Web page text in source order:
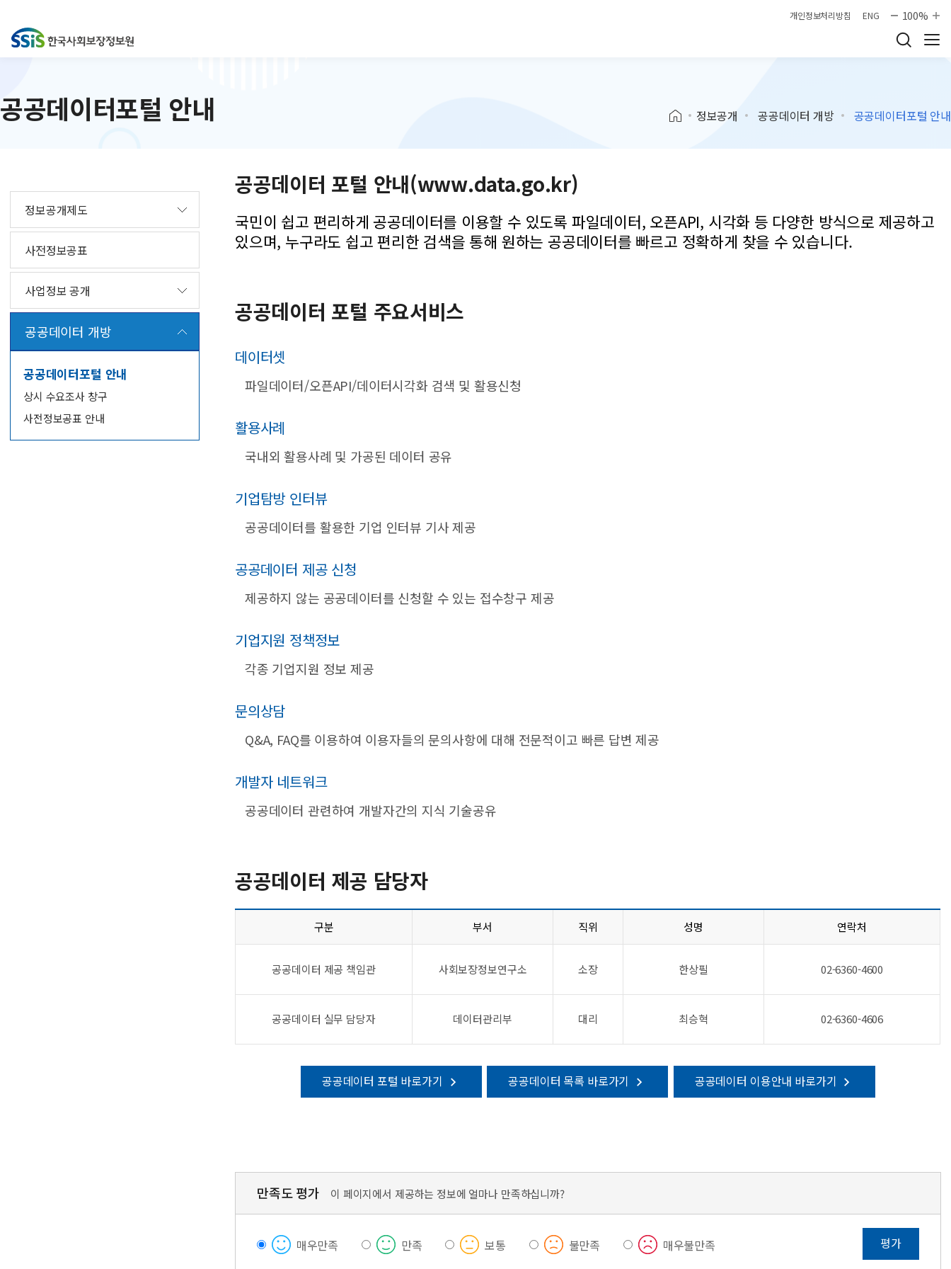
개인정보처리방침 ENG 100%
공공데이터포털 안내 정보공개 공공데이터 개방 공공데이터포털 안내
정보공개제도
사전정보공표
사업정보 공개
공공데이터 개방
공공데이터포털 안내
상시 수요조사 창구
사전정보공표 안내
공공데이터 포털 안내(www.data.go.kr)
국민이 쉽고 편리하게 공공데이터를 이용할 수 있도록 파일데이터, 오픈API, 시각화 등 다양한 방식으로 제공하고
있으며, 누구라도 쉽고 편리한 검색을 통해 원하는 공공데이터를 빠르고 정확하게 찾을 수 있습니다.
공공데이터 포털 주요서비스
데이터셋
파일데이터/오픈API/데이터시각화 검색 및 활용신청
활용사례
국내외 활용사례 및 가공된 데이터 공유
기업탐방 인터뷰
공공데이터를 활용한 기업 인터뷰 기사 제공
공공데이터 제공 신청
제공하지 않는 공공데이터를 신청할 수 있는 접수창구 제공
기업지원 정책정보
각종 기업지원 정보 제공
문의상담
Q&A, FAQ를 이용하여 이용자들의 문의사항에 대해 전문적이고 빠른 답변 제공
개발자 네트워크
공공데이터 관련하여 개발자간의 지식 기술공유
공공데이터 제공 담당자
구분 부서 직위 성명 연락처
공공데이터 제공 책임관 사회보장정보연구소 소장 한상필 02-6360-4600
공공데이터 실무 담당자 데이터관리부 대리 최승혁 02-6360-4606
공공데이터 포털 바로가기 공공데이터 목록 바로가기 공공데이터 이용안내 바로가기
만족도 평가 이 페이지에서 제공하는 정보에 얼마나 만족하십니까?
매우만족 만족 보통 불만족 매우불만족 평가